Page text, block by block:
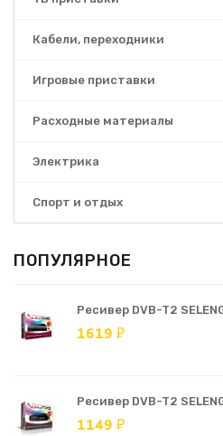
Кабели, переходники
Игровые приставки
Расходные материалы
Электрика
Спорт и отдых
ПОПУЛЯРНОЕ
Ресивер DVB-T2
1619 ₽
Ресивер DVB-T2
1149 ₽